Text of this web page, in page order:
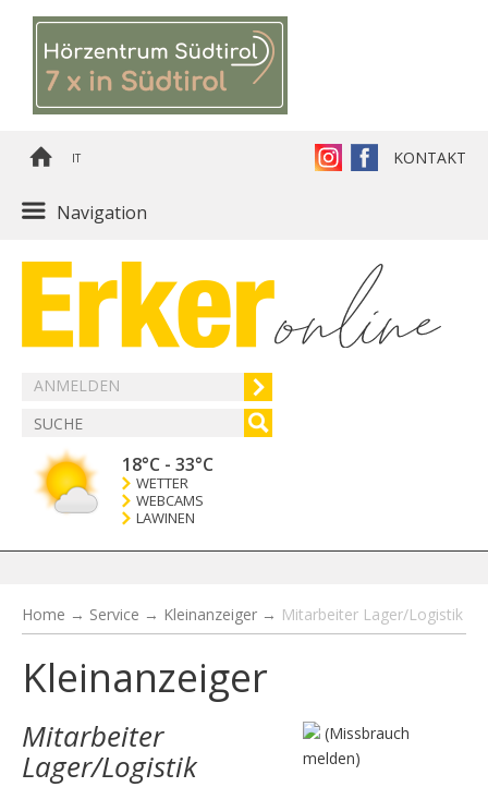
IT KONTAKT
Navigation
ANMELDEN
18°C - 33°C
WETTER
WEBCAMS
LAWINEN
Home → Service → Kleinanzeiger → Mitarbeiter Lager/Logistik
Kleinanzeiger
Mitarbeiter
Lager/Logistik
(Missbrauch
melden)